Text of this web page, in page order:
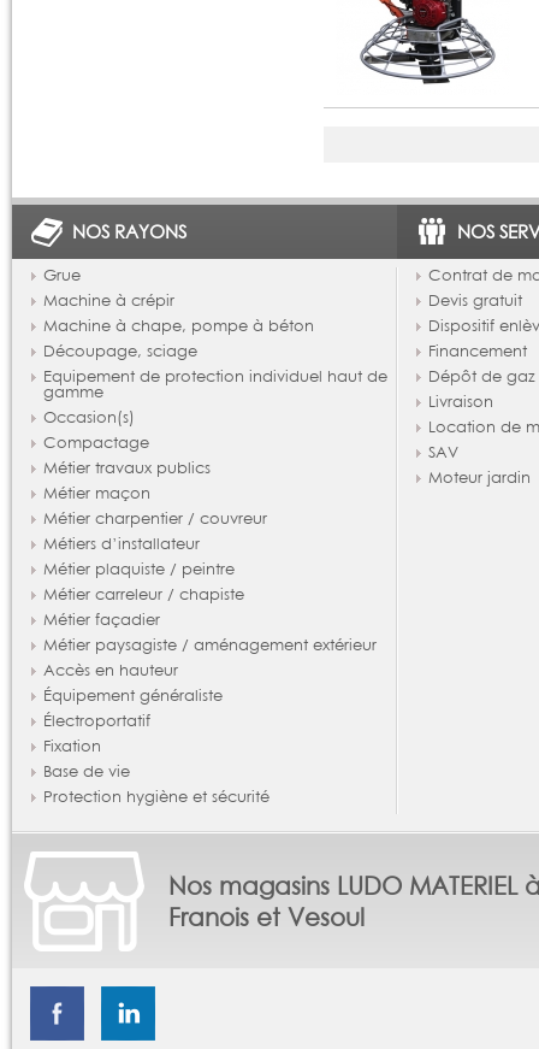
NOS RAYONS
Grue
Machine à crépir
Machine à chape, pompe à béton
Découpage, sciage
Equipement de protection individuel haut de
gamme
Occasion(s)
Compactage
Métier travaux publics
Métier maçon
Métier charpentier / couvreur
Métiers d’installateur
Métier plaquiste / peintre
Métier carreleur / chapiste
Métier façadier
Métier paysagiste / aménagement extérieur
Accès en hauteur
Équipement généraliste
Électroportatif
Fixation
Base de vie
Protection hygiène et sécurité
NOS
Contrat de
Devis gratuit
Dispositif
Financement
Dépôt de gaz
Livraison
Location de
SAV
Moteur jardin
Nos magasins LUDO MATERIEL
Franois et Vesoul